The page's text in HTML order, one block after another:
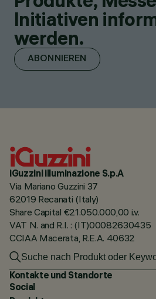
Initiativen
werden.
ABONNIEREN
iGuzzini illuminazione S.p.A
Via Mariano Guzzini 37
62019 Recanati (Italy)
Share Capital €21.050.000,00 i.v.
VAT N. and R.I. : (IT)00082630435
CCIAA Macerata, R.E.A. 40632
Kontakte und Standorte
Social